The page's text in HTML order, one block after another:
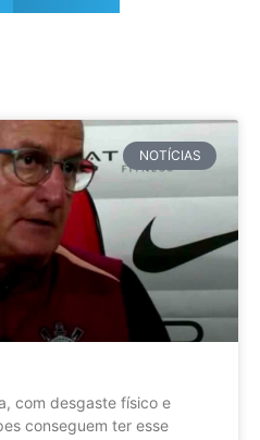
NOTÍCIAS
com desgaste físico e
conseguem ter esse